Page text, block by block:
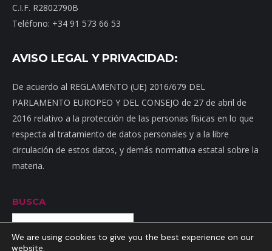
C.I.F. R2802790B
Teléfono: +34 91 573 66 53
AVISO LEGAL Y PRIVACIDAD:
De acuerdo al REGLAMENTO (UE) 2016/679 DEL
PARLAMENTO EUROPEO Y DEL CONSEJO de 27 de abril de
2016 relativo a la protección de las personas físicas en lo que
respecta al tratamiento de datos personales y a la libre
circulación de estos datos, y demás normativa estatal sobre la
materia.
BUSCA
Buscar
We are using cookies to give you the best experience on our
website.